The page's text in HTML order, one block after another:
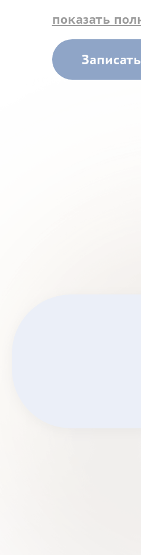
показать